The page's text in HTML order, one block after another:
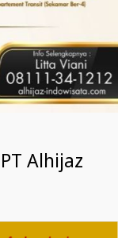
Alhijaz